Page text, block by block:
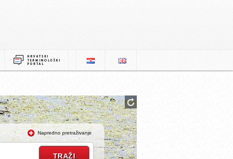
Napredno pretraživanje